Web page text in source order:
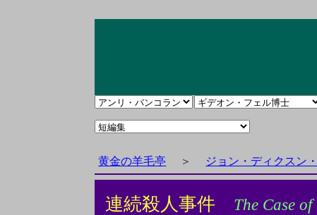
黄金の羊毛亭 ＞ ジョン・ディクスン
連続殺人事件 The Case